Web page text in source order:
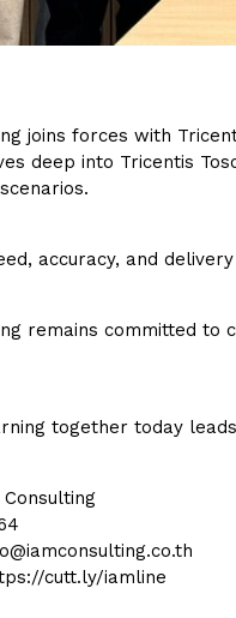
joins forces with
deep into Tricentis
accuracy, and
remains committed
together today
cutt.ly/iamline